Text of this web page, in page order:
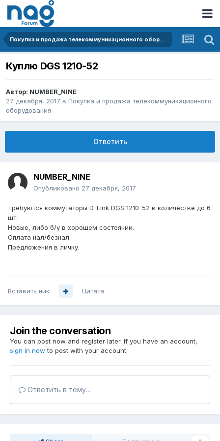
Покупка и продажа телекоммуникационного оборудования
Куплю DGS 1210-52
Автор: NUMBER_NINE
27 декабря, 2017 в Покупка и продажа телекоммуникационного
оборудования
Ответить
NUMBER_NINE
Опубликовано 27 декабря, 2017
Требуются коммутаторы D-Link DGS 1210-52 в количестве до 6
шт.
Новые, либо б/у в хорошем состоянии.
Оплата нал/безнал.
Предложения в личку.
Вставить ник Цитата
Join the conversation
You can post now and register later. If you have an account,
sign in now to post with your account.
Ответить в тему...